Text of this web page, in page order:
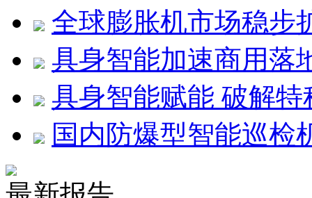
全球膨胀机市场稳步
具身智能加速商用落
具身智能赋能 破解
国内防爆型智能巡检